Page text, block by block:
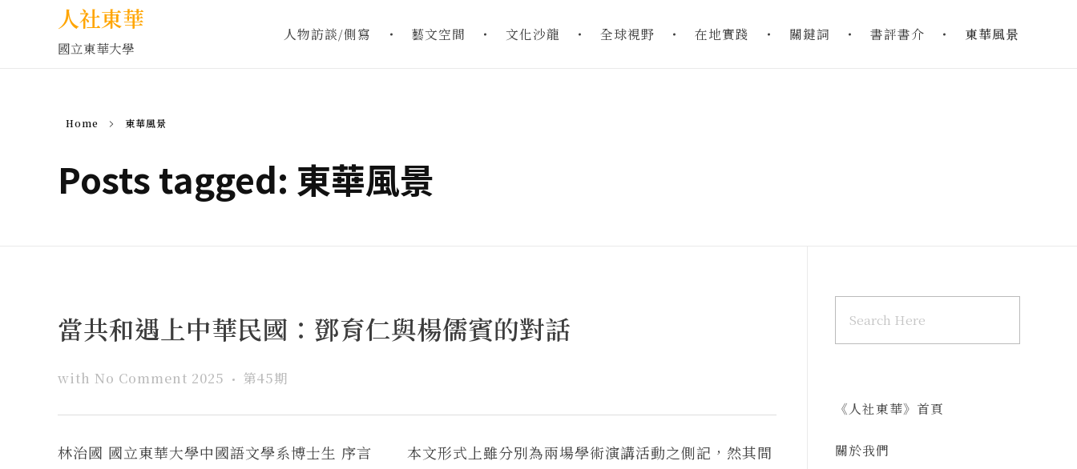
人社東華
國立東華大學
人物訪談/側寫 藝文空間 文化沙龍 全球視野 在地實踐 關鍵詞 書評書介 東華風景
Home 東華風景
Posts tagged: 東華風景
當共和遇上中華民國：鄧育仁與楊儒賓的對話
with No Comment 2025 第45期
林治國 國立東華大學中國語文學系博士生 序言 本文形式上雖分別為兩場學術演講活動之側記，然其間
《人社東華》首頁
關於我們